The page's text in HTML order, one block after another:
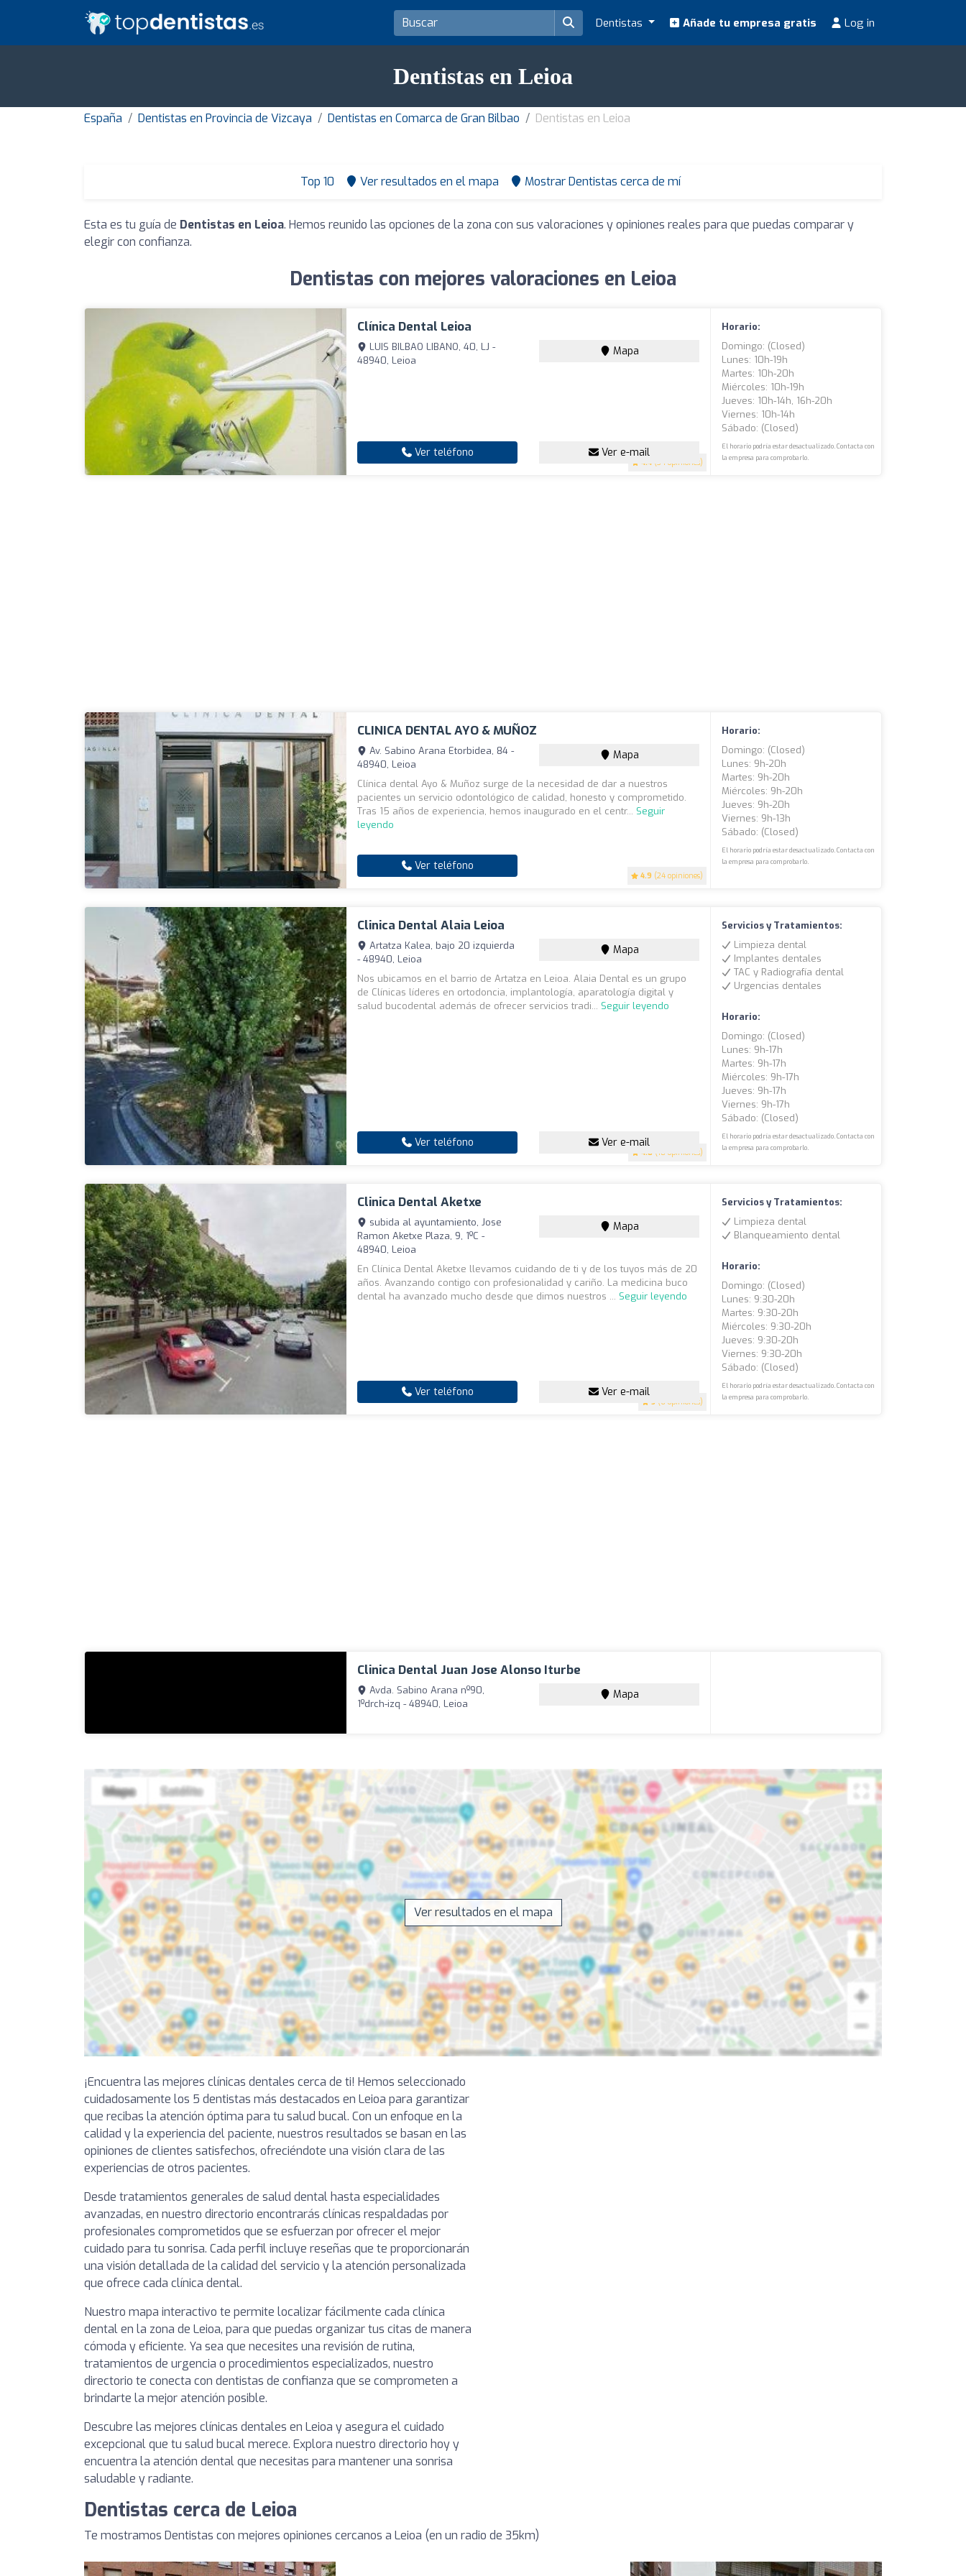
Dentistas Añade tu empresa gratis Log in
Dentistas en Leioa
España Dentistas en Provincia de Vizcaya Dentistas en Comarca de Gran Bilbao Dentistas en Leioa
Top 10 Ver resultados en el mapa Mostrar Dentistas cerca de mí
Esta es tu guía de Dentistas en Leioa. Hemos reunido las opciones de la zona con sus valoraciones y opiniones reales para que puedas comparar y
elegir con confianza.
Dentistas con mejores valoraciones en Leioa
Clínica Dental Leioa
4.4 (34 opiniones)
LUIS BILBAO LIBANO, 40, LJ -
48940, Leioa
Mapa
Ver teléfono Ver e-mail
Horario:
Domingo: (closed)
Lunes: 10h-19h
Martes: 10h-20h
Miércoles: 10h-19h
Jueves: 10h-14h, 16h-20h
Viernes: 10h-14h
Sábado: (closed)
El horario podría estar desactualizado. Contacta con
la empresa para comprobarlo.
CLINICA DENTAL AYO & MUÑOZ
4.9 (24 opiniones)
Av. Sabino Arana Etorbidea, 84 -
48940, Leioa
Mapa
Clínica dental Ayo & Muñoz surge de la necesidad de dar a nuestros
pacientes un servicio odontológico de calidad, honesto y comprometido.
Tras 15 años de experiencia, hemos inaugurado en el centr... Seguir
leyendo
Ver teléfono
Horario:
Domingo: (closed)
Lunes: 9h-20h
Martes: 9h-20h
Miércoles: 9h-20h
Jueves: 9h-20h
Viernes: 9h-13h
Sábado: (closed)
El horario podría estar desactualizado. Contacta con
la empresa para comprobarlo.
Clinica Dental Alaia Leioa
4.8 (18 opiniones)
Artatza Kalea, bajo 20 izquierda
- 48940, Leioa
Mapa
Nos ubicamos en el barrio de Artatza en Leioa. Alaia Dental es un grupo
de Clínicas líderes en ortodoncia, implantología, aparatología digital y
salud bucodental además de ofrecer servicios tradi... Seguir leyendo
Ver teléfono Ver e-mail
Servicios y Tratamientos:
Limpieza dental
Implantes dentales
TAC y Radiografía dental
Urgencias dentales
Horario:
Domingo: (closed)
Lunes: 9h-17h
Martes: 9h-17h
Miércoles: 9h-17h
Jueves: 9h-17h
Viernes: 9h-17h
Sábado: (closed)
El horario podría estar desactualizado. Contacta con
la empresa para comprobarlo.
Clinica Dental Aketxe
5 (6 opiniones)
subida al ayuntamiento, Jose
Ramon Aketxe Plaza, 9, 1ºC -
48940, Leioa
Mapa
En Clínica Dental Aketxe llevamos cuidando de ti y de los tuyos más de 20
años. Avanzando contigo con profesionalidad y cariño. La medicina buco
dental ha avanzado mucho desde que dimos nuestros ... Seguir leyendo
Ver teléfono Ver e-mail
Servicios y Tratamientos:
Limpieza dental
Blanqueamiento dental
Horario:
Domingo: (closed)
Lunes: 9:30-20h
Martes: 9:30-20h
Miércoles: 9:30-20h
Jueves: 9:30-20h
Viernes: 9:30-20h
Sábado: (closed)
El horario podría estar desactualizado. Contacta con
la empresa para comprobarlo.
Clinica Dental Juan Jose Alonso Iturbe
Avda. Sabino Arana nº90,
1ºdrch-izq - 48940, Leioa
Mapa
Ver resultados en el mapa
¡Encuentra las mejores clínicas dentales cerca de ti! Hemos seleccionado
cuidadosamente los 5 dentistas más destacados en Leioa para garantizar
que recibas la atención óptima para tu salud bucal. Con un enfoque en la
calidad y la experiencia del paciente, nuestros resultados se basan en las
opiniones de clientes satisfechos, ofreciéndote una visión clara de las
experiencias de otros pacientes.
Desde tratamientos generales de salud dental hasta especialidades
avanzadas, en nuestro directorio encontrarás clínicas respaldadas por
profesionales comprometidos que se esfuerzan por ofrecer el mejor
cuidado para tu sonrisa. Cada perfil incluye reseñas que te proporcionarán
una visión detallada de la calidad del servicio y la atención personalizada
que ofrece cada clínica dental.
Nuestro mapa interactivo te permite localizar fácilmente cada clínica
dental en la zona de Leioa, para que puedas organizar tus citas de manera
cómoda y eficiente. Ya sea que necesites una revisión de rutina,
tratamientos de urgencia o procedimientos especializados, nuestro
directorio te conecta con dentistas de confianza que se comprometen a
brindarte la mejor atención posible.
Descubre las mejores clínicas dentales en Leioa y asegura el cuidado
excepcional que tu salud bucal merece. Explora nuestro directorio hoy y
encuentra la atención dental que necesitas para mantener una sonrisa
saludable y radiante.
Dentistas cerca de Leioa
Te mostramos Dentistas con mejores opiniones cercanos a Leioa (en un radio de 35km)